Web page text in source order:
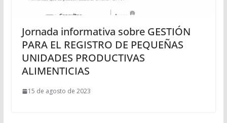
Jornada informativa sobre GESTIÓN
PARA EL REGISTRO DE PEQUEÑAS
UNIDADES PRODUCTIVAS
ALIMENTICIAS
15 de agosto de 2023